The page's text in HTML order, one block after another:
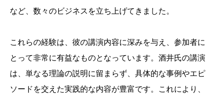
など、数々のビジネスを立ち上げてきました。
これらの経験は、彼の講演内容に深みを与え、参加者に
とって非常に有益なものとなっています。酒井氏の講演
は、単なる理論の説明に留まらず、具体的な事例やエピ
ソードを交えた実践的な内容が豊富です。これにより、